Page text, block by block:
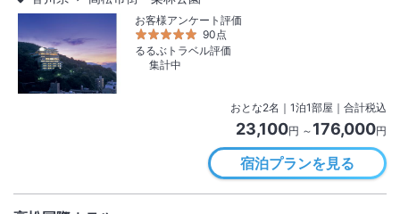
お客様アンケート評価
90点
るるぶトラベル評価
集計中
おとな2名 ｜ 1泊1部屋｜合計税込
23,100円 ～ 176,000円
宿泊プランを見る